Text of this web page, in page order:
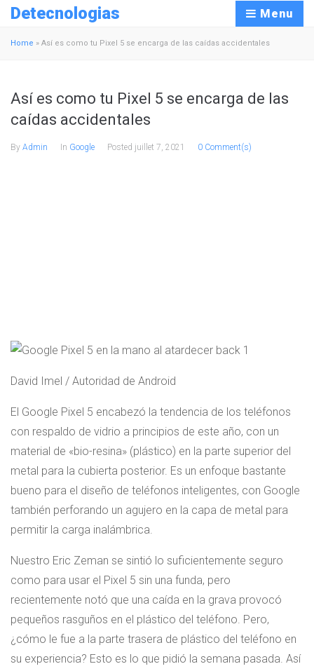
Detecnologias Menu
Home » Así es como tu Pixel 5 se encarga de las caídas accidentales
Así es como tu Pixel 5 se encarga de las
caídas accidentales
By Admin In Google Posted juillet 7, 2021 0 Comment(s)
David Imel / Autoridad de Android
El Google Pixel 5 encabezó la tendencia de los teléfonos
con respaldo de vidrio a principios de este año, con un
material de «bio-resina» (plástico) en la parte superior del
metal para la cubierta posterior. Es un enfoque bastante
bueno para el diseño de teléfonos inteligentes, con Google
también perforando un agujero en la capa de metal para
permitir la carga inalámbrica.
Nuestro Eric Zeman se sintió lo suficientemente seguro
como para usar el Pixel 5 sin una funda, pero
recientemente notó que una caída en la grava provocó
pequeños rasguños en el plástico del teléfono. Pero,
¿cómo le fue a la parte trasera de plástico del teléfono en
su experiencia? Esto es lo que pidió la semana pasada. Así